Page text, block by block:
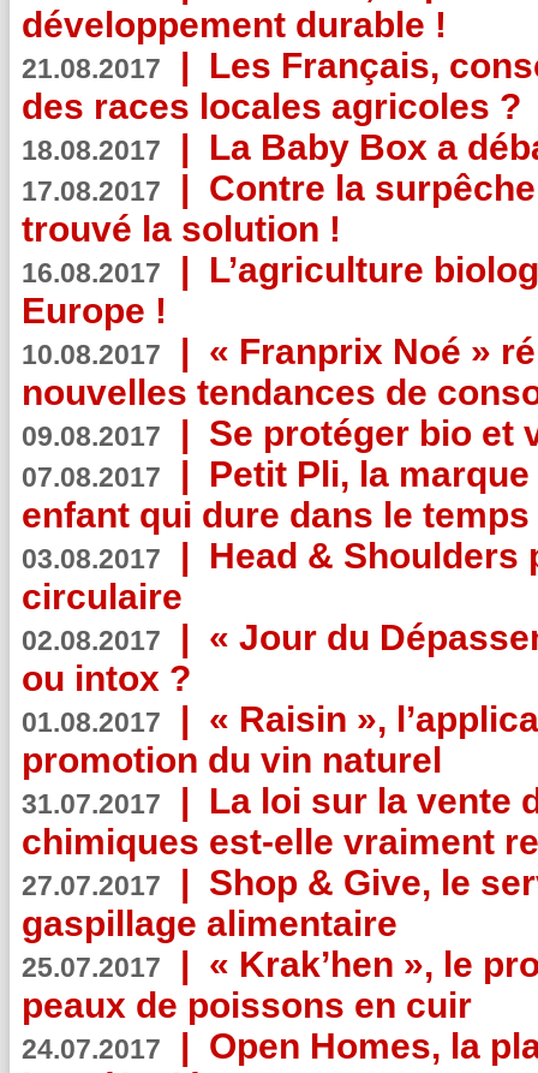
développement durable !
21.08.2017 | Les Français,
des races locales agricoles ?
18.08.2017 | La Baby Box a
17.08.2017 | Contre la
trouvé la solution !
16.08.2017 | L’agriculture
Europe !
10.08.2017 | « Franprix Noé »
nouvelles tendances de
09.08.2017 | Se protéger bio et
07.08.2017 | Petit Pli, la
enfant qui dure dans le temps
03.08.2017 | Head & Shoulders
circulaire
02.08.2017 | « Jour du
ou intox ?
01.08.2017 | « Raisin »,
promotion du vin naturel
31.07.2017 | La loi sur la vente
chimiques est-elle vraiment
27.07.2017 | Shop & Give, le
gaspillage alimentaire
25.07.2017 | « Krak’hen », le
peaux de poissons en cuir
24.07.2017 | Open Homes, la